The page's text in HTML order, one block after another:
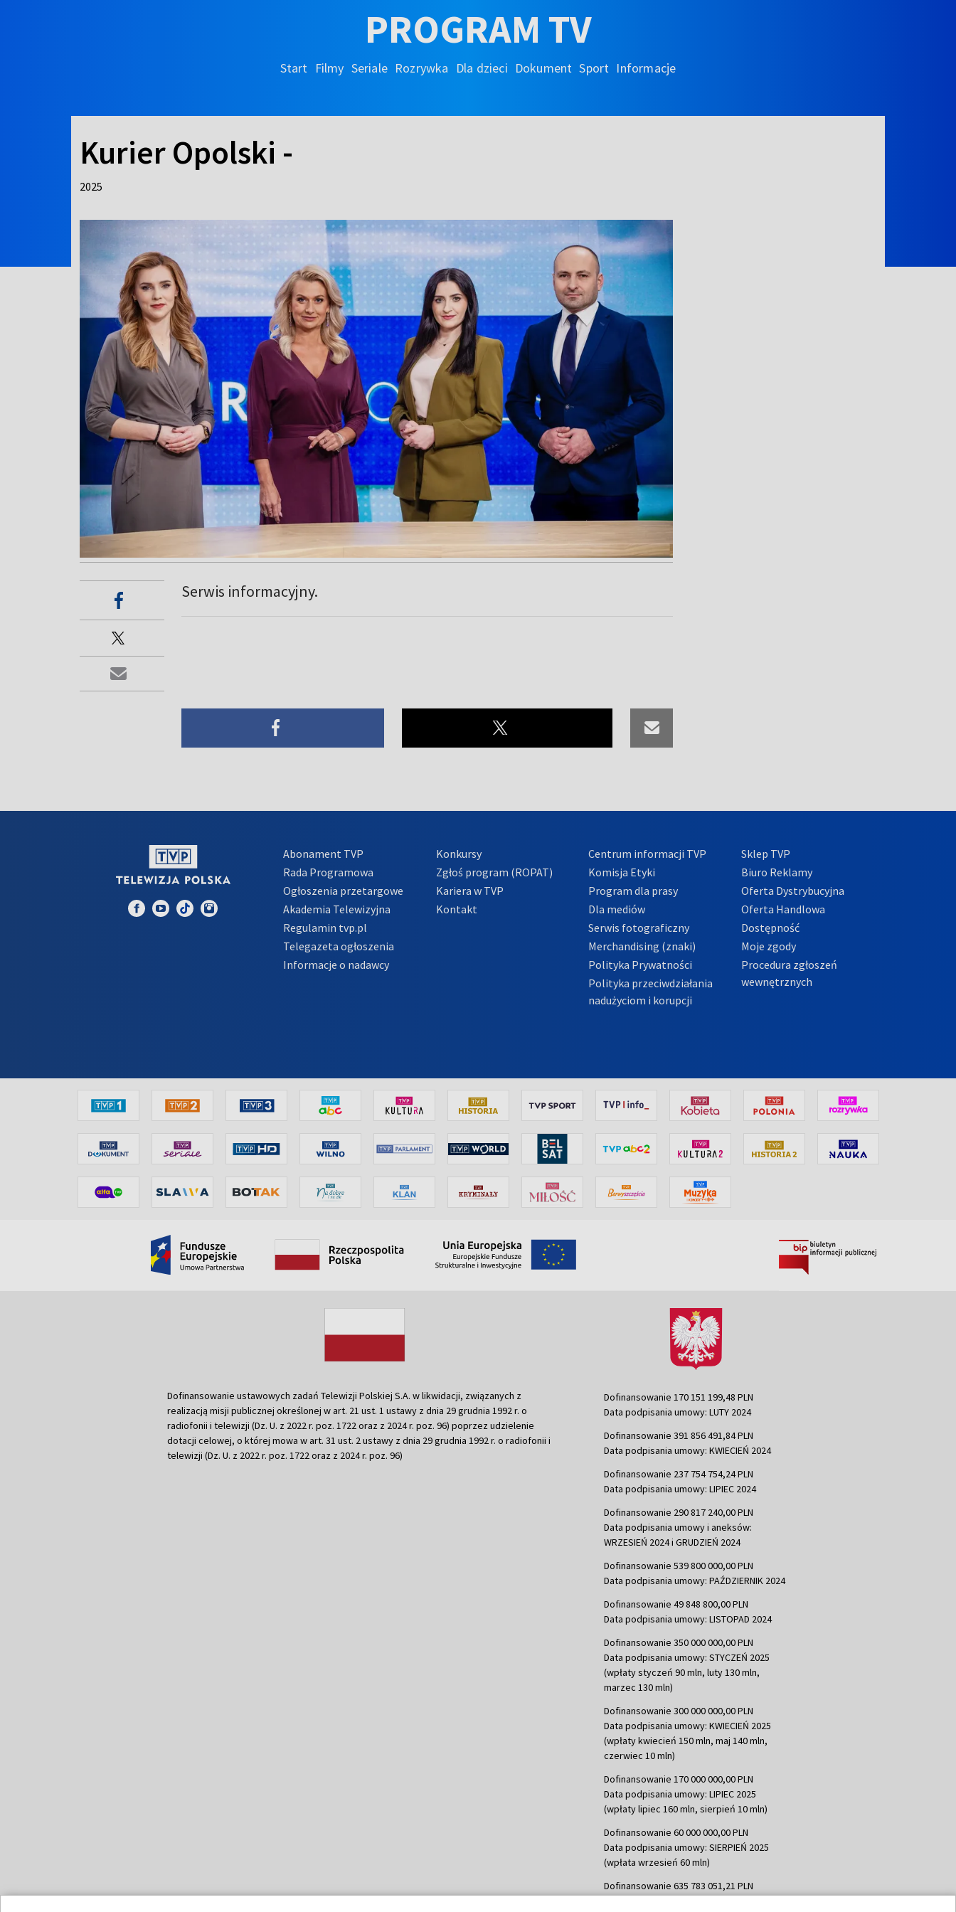
PROGRAM TV
Start Filmy Seriale Rozrywka Dla dzieci Dokument Sport Informacje
Kurier Opolski -
2025
Serwis informacyjny.
Abonament TVP
Rada Programowa
Ogłoszenia przetargowe
Akademia Telewizyjna
Regulamin tvp.pl
Telegazeta ogłoszenia
Informacje o nadawcy
Konkursy
Zgłoś program (ROPAT)
Kariera w TVP
Kontakt
Centrum informacji TVP
Komisja Etyki
Program dla prasy
Dla mediów
Serwis fotograficzny
Merchandising (znaki)
Polityka Prywatności
Polityka przeciwdziałania
nadużyciom i korupcji
Sklep TVP
Biuro Reklamy
Oferta Dystrybucyjna
Oferta Handlowa
Dostępność
Moje zgody
Procedura zgłoszeń
wewnętrznych
Dofinansowanie ustawowych zadań Telewizji Polskiej S.A. w likwidacji, związanych z
realizacją misji publicznej określonej w art. 21 ust. 1 ustawy z dnia 29 grudnia 1992 r. o
radiofonii i telewizji (Dz. U. z 2022 r. poz. 1722 oraz z 2024 r. poz. 96) poprzez udzielenie
dotacji celowej, o której mowa w art. 31 ust. 2 ustawy z dnia 29 grudnia 1992 r. o radiofonii i
telewizji (Dz. U. z 2022 r. poz. 1722 oraz z 2024 r. poz. 96)
Dofinansowanie 170 151 199,48 PLN
Data podpisania umowy: LUTY 2024
Dofinansowanie 391 856 491,84 PLN
Data podpisania umowy: KWIECIEŃ 2024
Dofinansowanie 237 754 754,24 PLN
Data podpisania umowy: LIPIEC 2024
Dofinansowanie 290 817 240,00 PLN
Data podpisania umowy i aneksów:
WRZESIEŃ 2024 i GRUDZIEŃ 2024
Dofinansowanie 539 800 000,00 PLN
Data podpisania umowy: PAŹDZIERNIK 2024
Dofinansowanie 49 848 800,00 PLN
Data podpisania umowy: LISTOPAD 2024
Dofinansowanie 350 000 000,00 PLN
Data podpisania umowy: STYCZEŃ 2025
(wpłaty styczeń 90 mln, luty 130 mln,
marzec 130 mln)
Dofinansowanie 300 000 000,00 PLN
Data podpisania umowy: KWIECIEŃ 2025
(wpłaty kwiecień 150 mln, maj 140 mln,
czerwiec 10 mln)
Dofinansowanie 170 000 000,00 PLN
Data podpisania umowy: LIPIEC 2025
(wpłaty lipiec 160 mln, sierpień 10 mln)
Dofinansowanie 60 000 000,00 PLN
Data podpisania umowy: SIERPIEŃ 2025
(wpłata wrzesień 60 mln)
Dofinansowanie 635 783 051,21 PLN